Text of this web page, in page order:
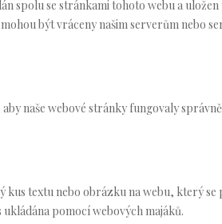
spolu se stránkami tohoto webu a
být vráceny našim serverům nebo
naše webové stránky fungovaly
kus textu nebo obrázku na webu, který se
pomocí webových majáků.